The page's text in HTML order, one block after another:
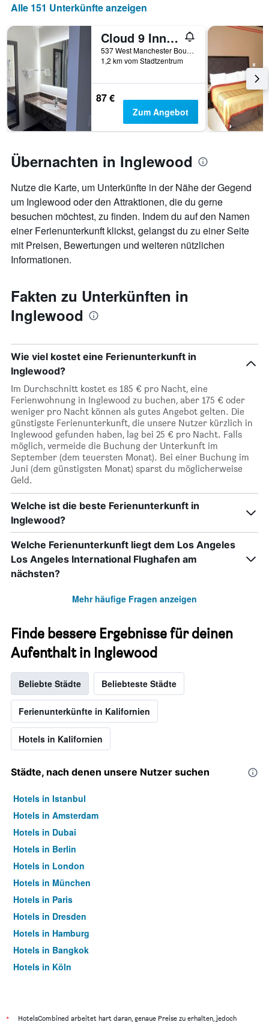
hat
Achse,
die
Wochentage
anzeigt.
Das
Diagramm
hat
Achse,
die
den
durchschnittlichen
Zimmerpreis
anzeigt.
Alle 151 Unterkünfte anzeigen
Cloud 9 Inn LAX
537 West Manchester Boulevard, Inglewood, CA, USA
1,2 km vom Stadtzentrum
87 €
Zum Angebot
Übernachten in Inglewood
Nutze die Karte, um Unterkünfte in der Nähe der Gegend
um Inglewood oder den Attraktionen, die du gerne
besuchen möchtest, zu finden. Indem du auf den Namen
einer Ferienunterkunft klickst, gelangst du zu einer Seite
mit Preisen, Bewertungen und weiteren nützlichen
Informationen.
Fakten zu Unterkünften in
Inglewood
Wie viel kostet eine Ferienunterkunft in
Inglewood?
Im Durchschnitt kostet es 185 € pro Nacht, eine
Ferienwohnung in Inglewood zu buchen, aber 175 € oder
weniger pro Nacht können als gutes Angebot gelten. Die
günstigste Ferienunterkunft, die unsere Nutzer kürzlich in
Inglewood gefunden haben, lag bei 25 € pro Nacht. Falls
möglich, vermeide die Buchung der Unterkunft im
September (dem teuersten Monat). Bei einer Buchung im
Juni (dem günstigsten Monat) sparst du möglicherweise
Geld.
Welche ist die beste Ferienunterkunft in
Inglewood?
Welche Ferienunterkunft liegt dem Los Angeles
Los Angeles International Flughafen am
nächsten?
Mehr häufige Fragen anzeigen
Finde bessere Ergebnisse für deinen
Aufenthalt in Inglewood
Beliebte Städte Beliebteste Städte
Ferienunterkünfte in Kalifornien
Hotels in Kalifornien
Städte, nach denen unsere Nutzer suchen
Hotels in Istanbul
Hotels in Amsterdam
Hotels in Dubai
Hotels in Berlin
Hotels in London
Hotels in München
Hotels in Paris
Hotels in Dresden
Hotels in Hamburg
Hotels in Bangkok
Hotels in Köln
HotelsCombined arbeitet hart daran, genaue Preise zu erhalten, jedoch